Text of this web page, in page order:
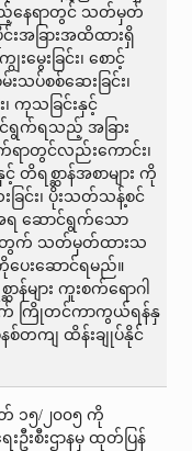
နေရာတွင် သတ်မှတ်
အခြားအထိထားရှိ
မွေးခြင်း၊ စောင့်
းသပ်စစ်ဆေးခြင်း၊
ကုသခြင်းနှင့်
က်ရသည့် အခြား
က်ရာတွင်လည်းကောင်း၊
တိရစ္ဆာန်အစာများ ကို
ခြင်း၊ ပိုးသတ်သန့်စင်
ရ ဆောင်ရွက်သော
းအတွက် သတ်မှတ်ထားသ
ပေးဆောင်ရမည်။
များ ကူးစက်ရောဂါ
တွက် ကြိုတင်ကာကွယ်ရန်နှ
စ်တကျ ထိန်းချုပ်နိုင်
တ် ၁၅/၂၀၀၅ ကို
ဦးစီးဌာနမှ ထုတ်ပြန်